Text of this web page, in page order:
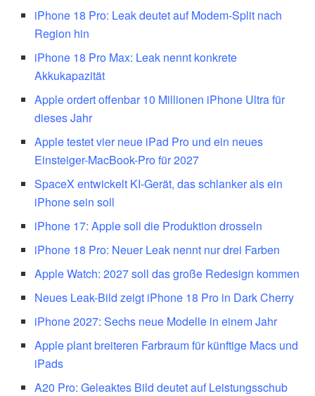
iPhone 18 Pro: Leak deutet auf Modem-Split nach
Region hin
iPhone 18 Pro Max: Leak nennt konkrete
Akkukapazität
Apple ordert offenbar 10 Millionen iPhone Ultra für
dieses Jahr
Apple testet vier neue iPad Pro und ein neues
Einsteiger-MacBook-Pro für 2027
SpaceX entwickelt KI-Gerät, das schlanker als ein
iPhone sein soll
iPhone 17: Apple soll die Produktion drosseln
iPhone 18 Pro: Neuer Leak nennt nur drei Farben
Apple Watch: 2027 soll das große Redesign kommen
Neues Leak-Bild zeigt iPhone 18 Pro in Dark Cherry
iPhone 2027: Sechs neue Modelle in einem Jahr
Apple plant breiteren Farbraum für künftige Macs und
iPads
A20 Pro: Geleaktes Bild deutet auf Leistungsschub